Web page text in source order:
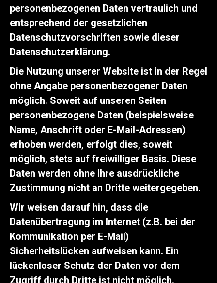
personenbezogenen Daten vertraulich und
entsprechend der gesetzlichen
Datenschutzvorschriften sowie dieser
Datenschutzerklärung.
Die Nutzung unserer Website ist in der Regel
ohne Angabe personenbezogener Daten
möglich. Soweit auf unseren Seiten
personenbezogene Daten (beispielsweise
Name, Anschrift oder E-Mail-Adressen)
erhoben werden, erfolgt dies, soweit
möglich, stets auf freiwilliger Basis. Diese
Daten werden ohne Ihre ausdrückliche
Zustimmung nicht an Dritte weitergegeben.
Wir weisen darauf hin, dass die
Datenübertragung im Internet (z.B. bei der
Kommunikation per E-Mail)
Sicherheitslücken aufweisen kann. Ein
lückenloser Schutz der Daten vor dem
Zugriff durch Dritte ist nicht möglich.